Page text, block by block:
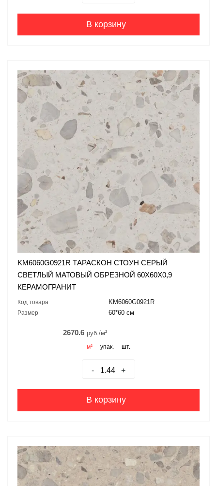
В корзину
KM6060G0921R ТАРАСКОН СТОУН СЕРЫЙ
СВЕТЛЫЙ МАТОВЫЙ ОБРЕЗНОЙ 60X60X0,9
КЕРАМОГРАНИТ
Код товара KM6060G0921R
Размер 60*60 см
2670.6 руб./м²
м² упак. шт.
- +
В корзину